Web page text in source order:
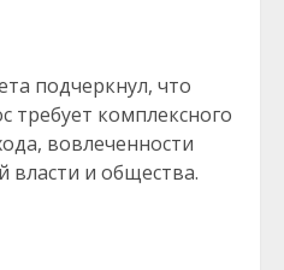
подчеркнул, что
требует комплексного
вовлеченности
власти и общества.